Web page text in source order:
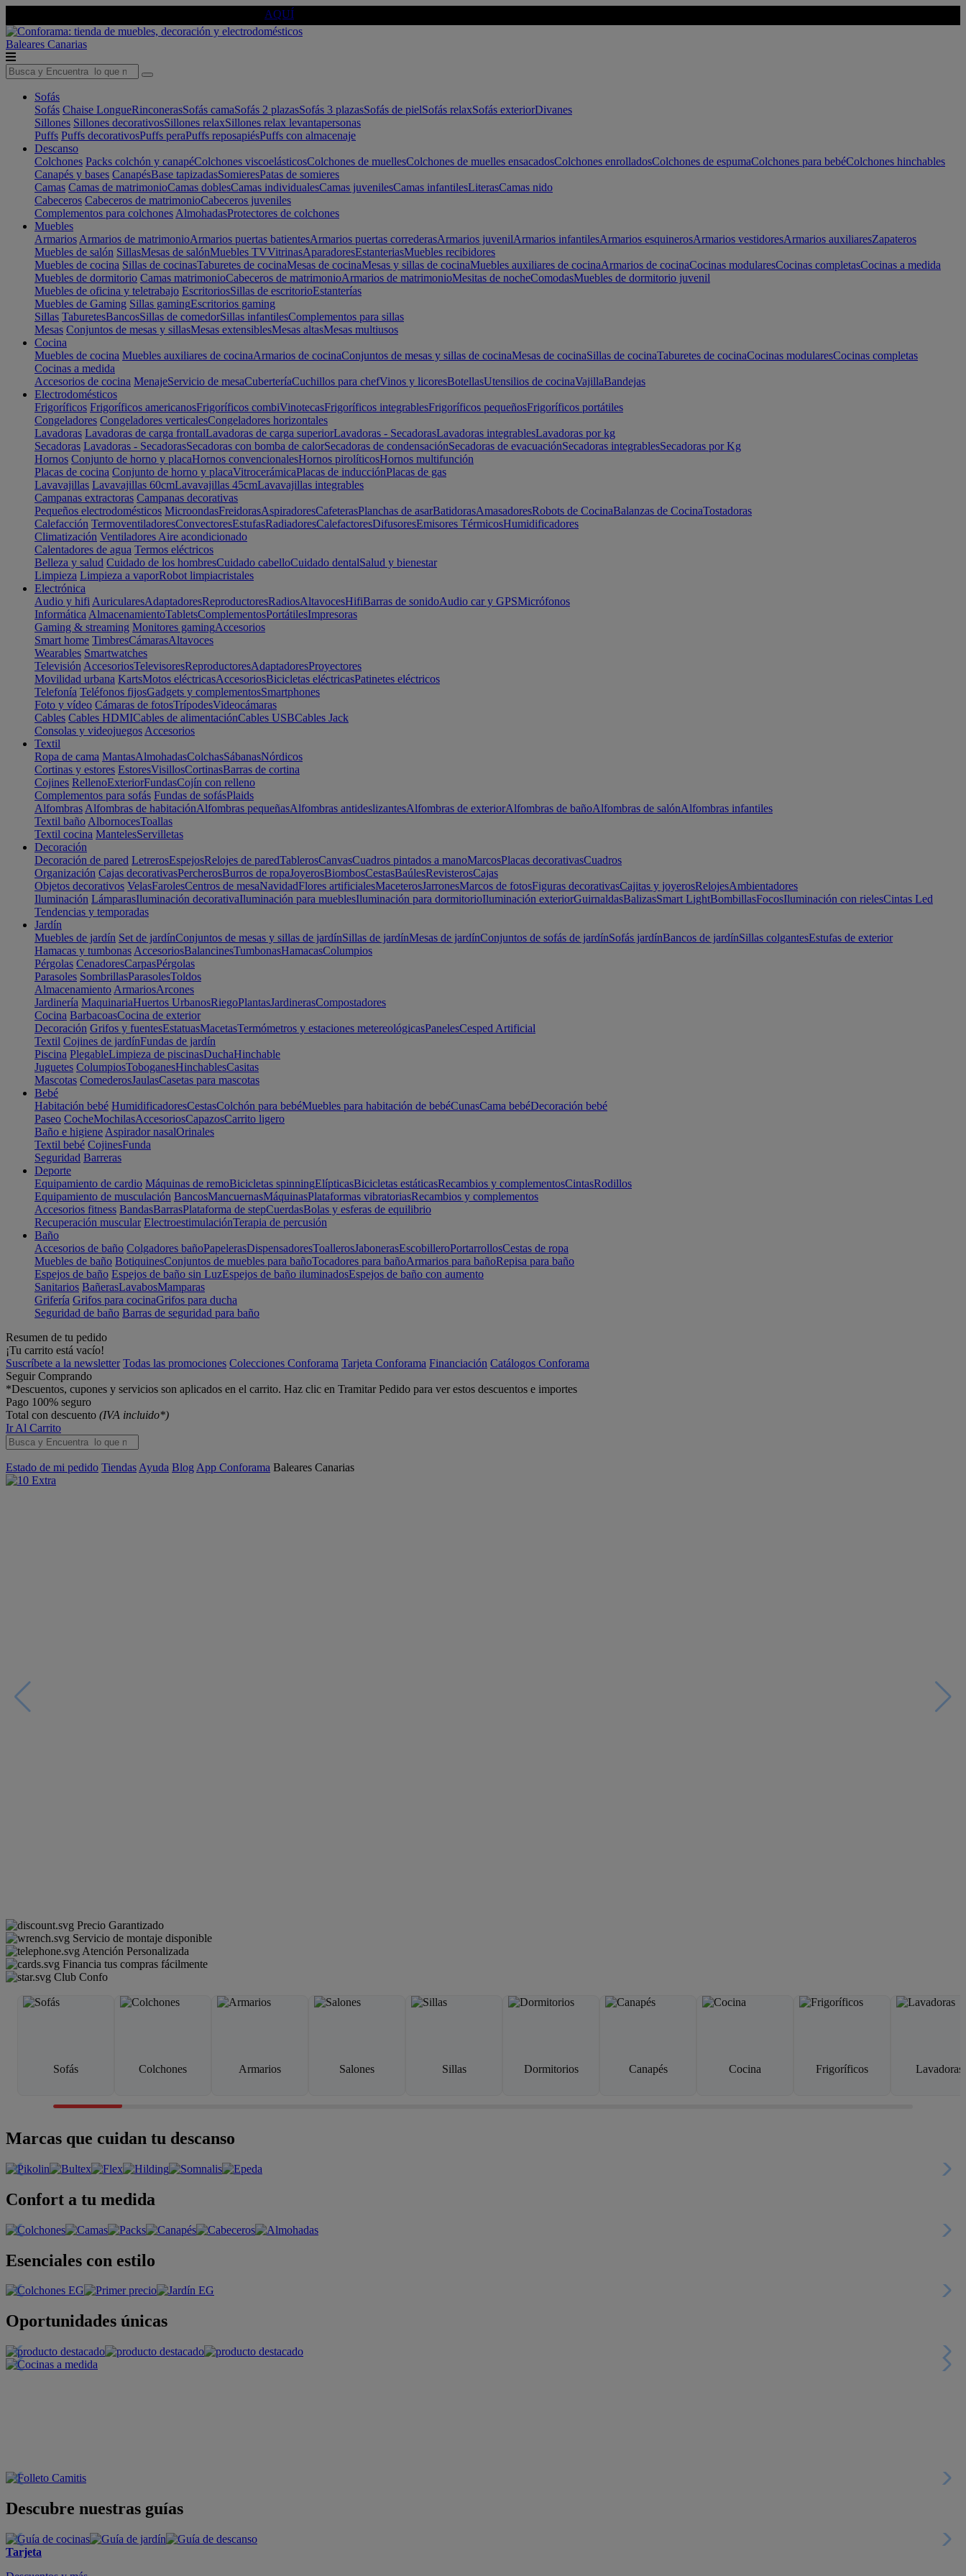
AQUÍ
Baleares Canarias
Sofás
Sofás Chaise LongueRinconerasSofás camaSofás 2 plazasSofás 3 plazasSofás de pielSofás relaxSofás exteriorDivanes
Sillones Sillones decorativosSillones relaxSillones relax levantapersonas
Puffs Puffs decorativosPuffs peraPuffs reposapiésPuffs con almacenaje
Descanso
Colchones Packs colchón y canapéColchones viscoelásticosColchones de muellesColchones de muelles ensacadosColchones enrolladosColchones de espumaColchones para bebéColchones hinchables
Canapés y bases CanapésBase tapizadasSomieresPatas de somieres
Camas Camas de matrimonioCamas doblesCamas individualesCamas juvenilesCamas infantilesLiterasCamas nido
Cabeceros Cabeceros de matrimonioCabeceros juveniles
Complementos para colchones AlmohadasProtectores de colchones
Muebles
Armarios Armarios de matrimonioArmarios puertas batientesArmarios puertas correderasArmarios juvenilArmarios infantilesArmarios esquinerosArmarios vestidoresArmarios auxiliaresZapateros
Muebles de salón SillasMesas de salónMuebles TVVitrinasAparadoresEstanteriasMuebles recibidores
Muebles de cocina Sillas de cocinasTaburetes de cocinaMesas de cocinaMesas y sillas de cocinaMuebles auxiliares de cocinaArmarios de cocinaCocinas modularesCocinas completasCocinas a medida
Muebles de dormitorio Camas matrimonioCabeceros de matrimonioArmarios de matrimonioMesitas de nocheComodasMuebles de dormitorio juvenil
Muebles de oficina y teletrabajo EscritoriosSillas de escritorioEstanterías
Muebles de Gaming Sillas gamingEscritorios gaming
Sillas TaburetesBancosSillas de comedorSillas infantilesComplementos para sillas
Mesas Conjuntos de mesas y sillasMesas extensiblesMesas altasMesas multiusos
Cocina
Muebles de cocina Muebles auxiliares de cocinaArmarios de cocinaConjuntos de mesas y sillas de cocinaMesas de cocinaSillas de cocinaTaburetes de cocinaCocinas modularesCocinas completas
Cocinas a medida
Accesorios de cocina MenajeServicio de mesaCuberteríaCuchillos para chefVinos y licoresBotellasUtensilios de cocinaVajillaBandejas
Electrodomésticos
Frigoríficos Frigoríficos americanosFrigoríficos combiVinotecasFrigoríficos integrablesFrigoríficos pequeñosFrigoríficos portátiles
Congeladores Congeladores verticalesCongeladores horizontales
Lavadoras Lavadoras de carga frontalLavadoras de carga superiorLavadoras - SecadorasLavadoras integrablesLavadoras por kg
Secadoras Lavadoras - SecadorasSecadoras con bomba de calorSecadoras de condensaciónSecadoras de evacuaciónSecadoras integrablesSecadoras por Kg
Hornos Conjunto de horno y placaHornos convencionalesHornos pirolíticosHornos multifunción
Placas de cocina Conjunto de horno y placaVitrocerámicaPlacas de inducciónPlacas de gas
Lavavajillas Lavavajillas 60cmLavavajillas 45cmLavavajillas integrables
Campanas extractoras Campanas decorativas
Pequeños electrodomésticos MicroondasFreidorasAspiradoresCafeterasPlanchas de asarBatidorasAmasadoresRobots de CocinaBalanzas de CocinaTostadoras
Calefacción TermoventiladoresConvectoresEstufasRadiadoresCalefactoresDifusoresEmisores TérmicosHumidificadores
Climatización Ventiladores Aire acondicionado
Calentadores de agua Termos eléctricos
Belleza y salud Cuidado de los hombresCuidado cabelloCuidado dentalSalud y bienestar
Limpieza Limpieza a vaporRobot limpiacristales
Electrónica
Audio y hifi AuricularesAdaptadoresReproductoresRadiosAltavocesHifiBarras de sonidoAudio car y GPSMicrófonos
Informática AlmacenamientoTabletsComplementosPortátilesImpresoras
Gaming & streaming Monitores gamingAccesorios
Smart home TimbresCámarasAltavoces
Wearables Smartwatches
Televisión AccesoriosTelevisoresReproductoresAdaptadoresProyectores
Movilidad urbana KartsMotos eléctricasAccesoriosBicicletas eléctricasPatinetes eléctricos
Telefonía Teléfonos fijosGadgets y complementosSmartphones
Foto y vídeo Cámaras de fotosTrípodesVideocámaras
Cables Cables HDMICables de alimentaciónCables USBCables Jack
Consolas y videojuegos Accesorios
Textil
Ropa de cama MantasAlmohadasColchasSábanasNórdicos
Cortinas y estores EstoresVisillosCortinasBarras de cortina
Cojines RellenoExteriorFundasCojín con relleno
Complementos para sofás Fundas de sofásPlaids
Alfombras Alfombras de habitaciónAlfombras pequeñasAlfombras antideslizantesAlfombras de exteriorAlfombras de bañoAlfombras de salónAlfombras infantiles
Textil baño AlbornocesToallas
Textil cocina MantelesServilletas
Decoración
Decoración de pared LetrerosEspejosRelojes de paredTablerosCanvasCuadros pintados a manoMarcosPlacas decorativasCuadros
Organización Cajas decorativasPercherosBurros de ropaJoyerosBiombosCestasBaúlesRevisterosCajas
Objetos decorativos VelasFarolesCentros de mesaNavidadFlores artificialesMaceterosJarronesMarcos de fotosFiguras decorativasCajitas y joyerosRelojesAmbientadores
Iluminación LámparasIluminación decorativaIluminación para mueblesIluminación para dormitorioIluminación exteriorGuirnaldasBalizasSmart LightBombillasFocosIluminación con rielesCintas Led
Tendencias y temporadas
Jardín
Muebles de jardín Set de jardínConjuntos de mesas y sillas de jardínSillas de jardínMesas de jardínConjuntos de sofás de jardínSofás jardínBancos de jardínSillas colgantesEstufas de exterior
Hamacas y tumbonas AccesoriosBalancinesTumbonasHamacasColumpios
Pérgolas CenadoresCarpasPérgolas
Parasoles SombrillasParasolesToldos
Almacenamiento ArmariosArcones
Jardinería MaquinariaHuertos UrbanosRiegoPlantasJardinerasCompostadores
Cocina BarbacoasCocina de exterior
Decoración Grifos y fuentesEstatuasMacetasTermómetros y estaciones metereológicasPanelesCesped Artificial
Textil Cojines de jardínFundas de jardín
Piscina PlegableLimpieza de piscinasDuchaHinchable
Juguetes ColumpiosToboganesHinchablesCasitas
Mascotas ComederosJaulasCasetas para mascotas
Bebé
Habitación bebé HumidificadoresCestasColchón para bebéMuebles para habitación de bebéCunasCama bebéDecoración bebé
Paseo CocheMochilasAccesoriosCapazosCarrito ligero
Baño e higiene Aspirador nasalOrinales
Textil bebé CojinesFunda
Seguridad Barreras
Deporte
Equipamiento de cardio Máquinas de remoBicicletas spinningElípticasBicicletas estáticasRecambios y complementosCintasRodillos
Equipamiento de musculación BancosMancuernasMáquinasPlataformas vibratoriasRecambios y complementos
Accesorios fitness BandasBarrasPlataforma de stepCuerdasBolas y esferas de equilibrio
Recuperación muscular ElectroestimulaciónTerapia de percusión
Baño
Accesorios de baño Colgadores bañoPapelerasDispensadoresToallerosJabonerasEscobilleroPortarrollosCestas de ropa
Muebles de baño BotiquinesConjuntos de muebles para bañoTocadores para bañoArmarios para bañoRepisa para baño
Espejos de baño Espejos de baño sin LuzEspejos de baño iluminadosEspejos de baño con aumento
Sanitarios BañerasLavabosMamparas
Grifería Grifos para cocinaGrifos para ducha
Seguridad de baño Barras de seguridad para baño
Resumen de tu pedido
¡Tu carrito está vacío!
Suscríbete a la newsletter Todas las promociones Colecciones Conforama Tarjeta Conforama Financiación Catálogos Conforama
Seguir Comprando
*Descuentos, cupones y servicios son aplicados en el carrito. Haz clic en Tramitar Pedido para ver estos descuentos e importes
Pago 100% seguro
Total con descuento (IVA incluido*)
Ir Al Carrito
Estado de mi pedido Tiendas Ayuda Blog App Conforama Baleares Canarias
Precio Garantizado
Servicio de montaje disponible
Atención Personalizada
Financia tus compras fácilmente
Club Confo
Sofás Colchones Armarios Salones Sillas Dormitorios Canapés Cocina Frigoríficos Lavadoras
Marcas que cuidan tu descanso
Confort a tu medida
Esenciales con estilo
Oportunidades únicas
Descubre nuestras guías
Tarjeta